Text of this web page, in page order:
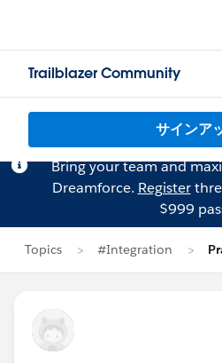
Trailblazer Community
サインア
Bring your team and
Dreamforce. Register
$999
Topics #Integration